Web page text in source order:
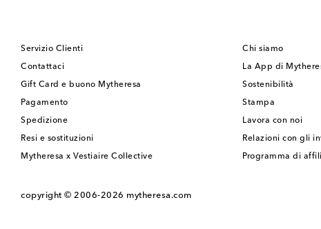
Servizio Clienti
Contattaci
Gift Card e buono Mytheresa
Pagamento
Spedizione
Resi e sostituzioni
Mytheresa x Vestiaire Collective
Chi siamo
La App di
Sostenibilità
Stampa
Lavora con noi
Relazioni con gli
Programma di
copyright © 2006-2026 mytheresa.com